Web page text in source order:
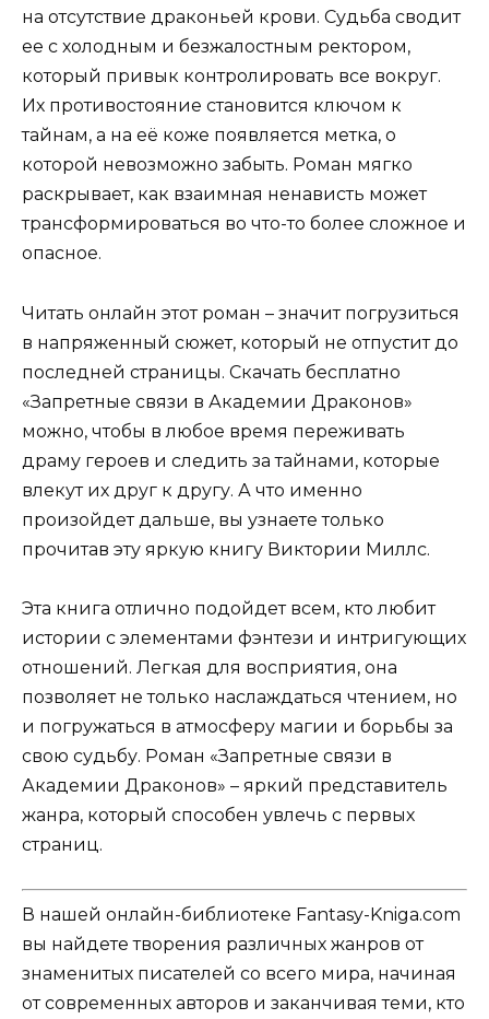
на отсутствие драконьей крови. Судьба сводит
ее с холодным и безжалостным ректором,
который привык контролировать все вокруг.
Их противостояние становится ключом к
тайнам, а на её коже появляется метка, о
которой невозможно забыть. Роман мягко
раскрывает, как взаимная ненависть может
трансформироваться во что-то более сложное и
опасное.
Читать онлайн этот роман – значит погрузиться
в напряженный сюжет, который не отпустит до
последней страницы. Скачать бесплатно
«Запретные связи в Академии Драконов»
можно, чтобы в любое время переживать
драму героев и следить за тайнами, которые
влекут их друг к другу. А что именно
произойдет дальше, вы узнаете только
прочитав эту яркую книгу Виктории Миллс.
Эта книга отлично подойдет всем, кто любит
истории с элементами фэнтези и интригующих
отношений. Легкая для восприятия, она
позволяет не только наслаждаться чтением, но
и погружаться в атмосферу магии и борьбы за
свою судьбу. Роман «Запретные связи в
Академии Драконов» – яркий представитель
жанра, который способен увлечь с первых
страниц.
В нашей онлайн-библиотеке Fantasy-Kniga.com
вы найдете творения различных жанров от
знаменитых писателей со всего мира, начиная
от современных авторов и заканчивая теми, кто